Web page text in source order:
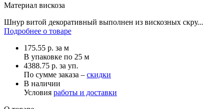
Материал вискоза
Шнур витой декоративный выполнен из вискозных скру...
Подробнее о товаре
175.55 р. за м
В упаковке по 25 м
4388.75 р. за уп.
По сумме заказа – скидки
В наличии
Условия работы и доставки